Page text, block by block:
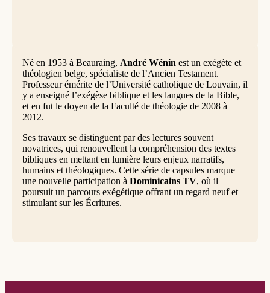
Né en 1953 à Beauraing, André Wénin est un exégète et
théologien belge, spécialiste de l’Ancien Testament.
Professeur émérite de l’Université catholique de Louvain, il
y a enseigné l’exégèse biblique et les langues de la Bible,
et en fut le doyen de la Faculté de théologie de 2008 à
2012.
Ses travaux se distinguent par des lectures souvent
novatrices, qui renouvellent la compréhension des textes
bibliques en mettant en lumière leurs enjeux narratifs,
humains et théologiques. Cette série de capsules marque
une nouvelle participation à Dominicains TV, où il
poursuit un parcours exégétique offrant un regard neuf et
stimulant sur les Écritures.